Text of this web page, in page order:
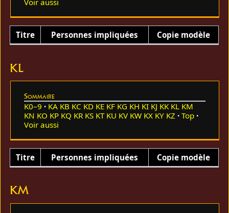
Voir aussi
Titre Personnes impliquées Copie modèle
KL
Sommaire
K0–9 KA KB KC KD KE KF KG KH KI KJ KK KL KM
KN KO KP KQ KR KS KT KU KV KW KX KY KZ
Top
Voir aussi
Titre Personnes impliquées Copie modèle
KM